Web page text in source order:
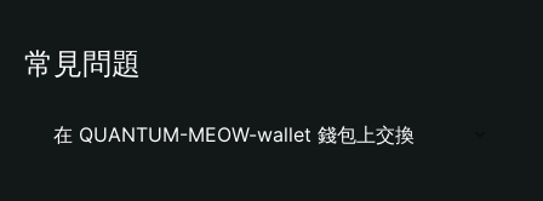
常見問題
在 QUANTUM-MEOW-wallet 錢包上交換